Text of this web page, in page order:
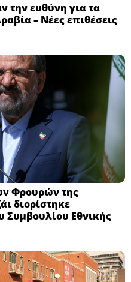
την ευθύνη για τα
– Νέες επιθέσεις
Φρουρών της
διορίστηκε
Συμβουλίου Εθνικής